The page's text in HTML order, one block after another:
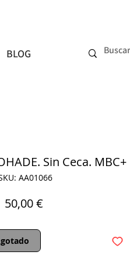
BLOG
Sin Ceca. MBC+
AA01066
50,00 €